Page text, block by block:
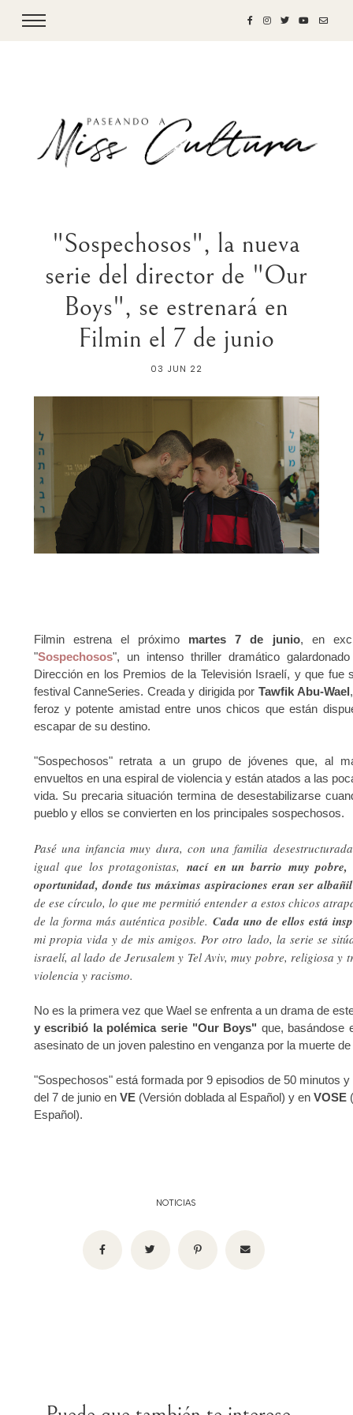
"Sospechosos", la nueva
serie del director de "Our
Boys", se estrenará en
Filmin el 7 de junio
03 JUN 22
Filmin estrena el próximo martes 7 de junio, en
"Sospechosos", un intenso thriller dramático
Dirección en los Premios de la Televisión Israelí, y que fue
festival CanneSeries. Creada y dirigida por Tawfik Abu-Wael
feroz y potente amistad entre unos chicos que están
escapar de su destino.
"Sospechosos" retrata a un grupo de jóvenes que, al
envueltos en una espiral de violencia y están atados a las
vida. Su precaria situación termina de desestabilizarse
pueblo y ellos se convierten en los principales sospechosos.
Pasé una infancia muy dura, con una familia desestructurada
igual que los protagonistas,nací en un barrio muy
oportunidad, donde tus máximas aspiraciones eran ser
de ese círculo, lo que me permitió entender a estos chicos
de la forma más auténtica posible. Cada uno de ellos está
mi propia vida y de mis amigos. Por otro lado, la serie se
israelí, al lado de Jerusalem y Tel Aviv, muy pobre, religiosa y
violencia y racismo.
No es la primera vez que Wael se enfrenta a un drama de
y escribió la polémica serie "Our Boys" que, basándose
asesinato de un joven palestino en venganza por la muerte
"Sospechosos" está formada por 9 episodios de 50 minutos
del 7 de junio en VE(Versión doblada al Español) y en VOSE
Español).
NOTICIAS